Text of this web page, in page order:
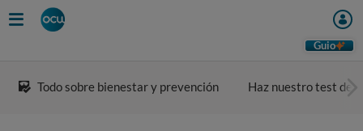
Guio
Todo sobre bienestar y prevención Haz nuestro test de